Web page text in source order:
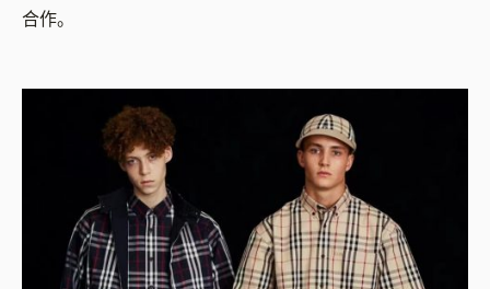
合作。